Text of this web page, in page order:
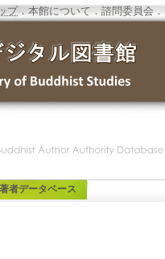
プ．本館について ．諮問委員会 ．
者データベース